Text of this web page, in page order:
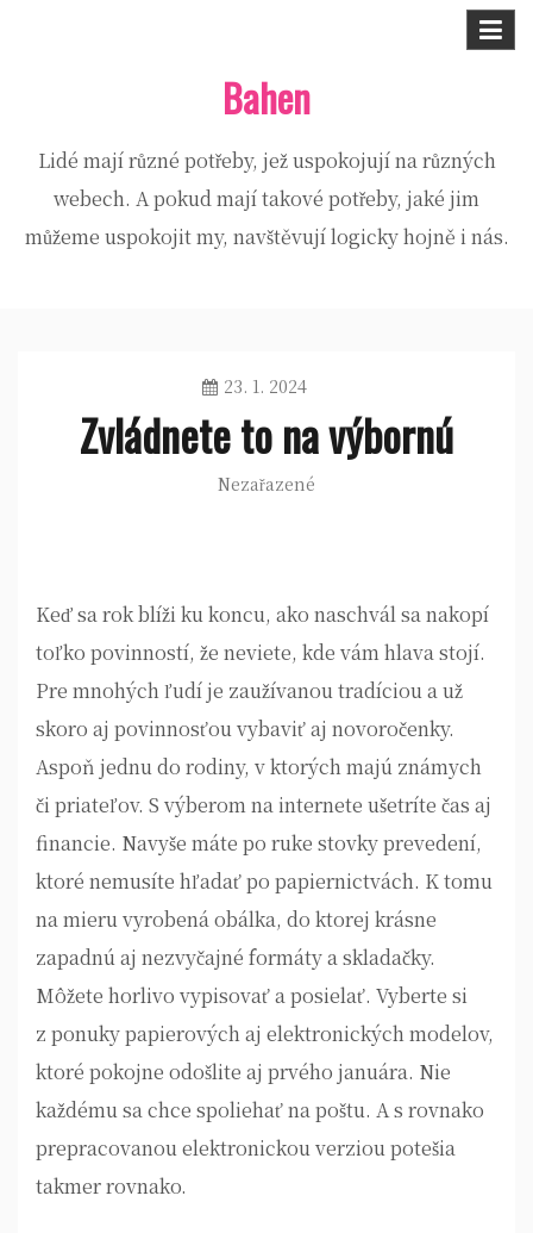
Bahen
Lidé mají různé potřeby, jež uspokojují na různých
webech. A pokud mají takové potřeby, jaké jim
můžeme uspokojit my, navštěvují logicky hojně i nás.
23. 1. 2024
Zvládnete to na výbornú
Nezařazené
Keď sa rok blíži ku koncu, ako naschvál sa nakopí
toľko povinností, že neviete, kde vám hlava stojí.
Pre mnohých ľudí je zaužívanou tradíciou a už
skoro aj povinnosťou vybaviť aj novoročenky.
Aspoň jednu do rodiny, v ktorých majú známych
či priateľov. S výberom na internete ušetríte čas aj
financie. Navyše máte po ruke stovky prevedení,
ktoré nemusíte hľadať po papiernictvách. K tomu
na mieru vyrobená obálka, do ktorej krásne
zapadnú aj nezvyčajné formáty a skladačky.
Môžete horlivo vypisovať a posielať. Vyberte si
z ponuky papierových aj elektronických modelov,
ktoré pokojne odošlite aj prvého januára. Nie
každému sa chce spoliehať na poštu. A s rovnako
prepracovanou elektronickou verziou potešia
takmer rovnako.